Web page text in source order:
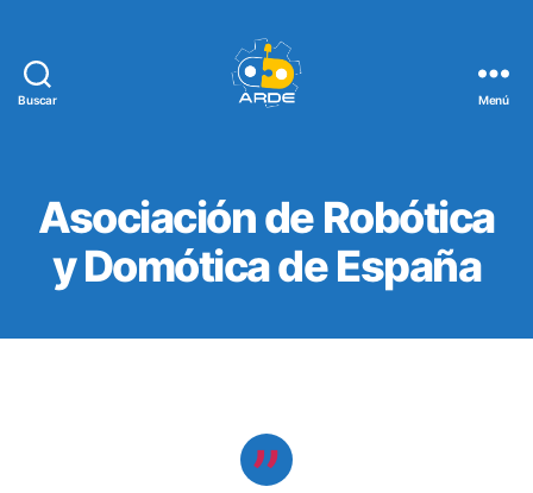
Buscar Menú
Asociación de Robótica
y Domótica de España